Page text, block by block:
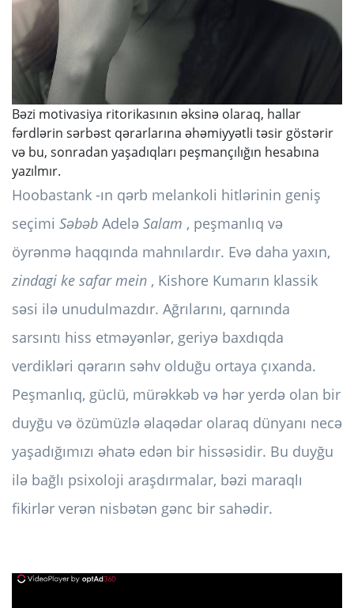
Bəzi motivasiya ritorikasının əksinə olaraq, hallar
fərdlərin sərbəst qərarlarına əhəmiyyətli təsir göstərir
və bu, sonradan yaşadıqları peşmançılığın hesabına
yazılmır.
Hoobastank -ın qərb melankoli hitlərinin geniş
seçimi Səbəb Adelə Salam , peşmanlıq və
öyrənmə haqqında mahnılardır. Evə daha yaxın,
zindagi ke safar mein , Kishore Kumarın klassik
səsi ilə unudulmazdır. Ağrılarını, qarnında
sarsıntı hiss etməyənlər, geriyə baxdıqda
verdikləri qərarın səhv olduğu ortaya çıxanda.
Peşmanlıq, güclü, mürəkkəb və hər yerdə olan bir
duyğu və özümüzlə əlaqədar olaraq dünyanı necə
yaşadığımızı əhatə edən bir hissəsidir. Bu duyğu
ilə bağlı psixoloji araşdırmalar, bəzi maraqlı
fikirlər verən nisbətən gənc bir sahədir.